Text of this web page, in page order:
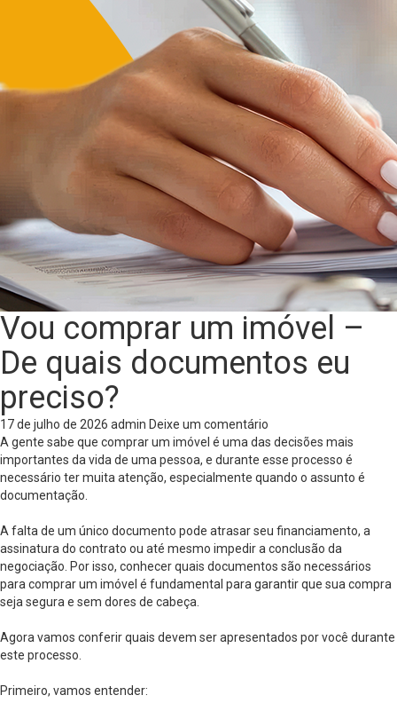
Vou comprar um imóvel –
De quais documentos eu
preciso?
17 de julho de 2026 admin Deixe um comentário
A gente sabe que comprar um imóvel é uma das decisões mais
importantes da vida de uma pessoa, e durante esse processo é
necessário ter muita atenção, especialmente quando o assunto é
documentação.
A falta de um único documento pode atrasar seu financiamento, a
assinatura do contrato ou até mesmo impedir a conclusão da
negociação. Por isso, conhecer quais documentos são necessários
para comprar um imóvel é fundamental para garantir que sua compra
seja segura e sem dores de cabeça.
Agora vamos conferir quais devem ser apresentados por você durante
este processo.
Primeiro, vamos entender: